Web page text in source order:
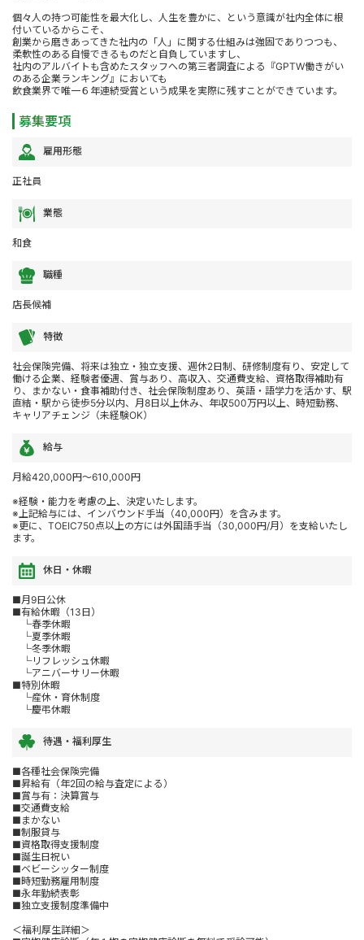
個々人の持つ可能性を最大化し、人生を豊かに、という意識が社内全体に根
付いているからこそ、
創業から磨きあってきた社内の「人」に関する仕組みは強固でありつつも、
柔軟性のある自慢できるものだと自負していますし、
社内のアルバイトも含めたスタッフへの第三者調査による『GPTW働きがい
のある企業ランキング』においても
飲食業界で唯一６年連続受賞という成果を実際に残すことができています。
募集要項
雇用形態
正社員
業態
和食
職種
店長候補
特徴
社会保険完備、将来は独立・独立支援、週休2日制、研修制度有り、安定して
働ける企業、経験者優遇、賞与あり、高収入、交通費支給、資格取得補助有
り、まかない・食事補助付き、社会保険制度あり、英語・語学力を活かす、駅
直結・駅から徒歩5分以内、月8日以上休み、年収500万円以上、時短勤務、
キャリアチェンジ（未経験OK）
給与
月給420,000円～610,000円
※経験・能力を考慮の上、決定いたします。
※上記給与には、インバウンド手当（40,000円）を含みます。
※更に、TOEIC750点以上の方には外国語手当（30,000円/月）を支給いたし
ます。
休日・休暇
■月9日公休
■有給休暇（13日）
└春季休暇
└夏季休暇
└冬季休暇
└リフレッシュ休暇
└アニバーサリー休暇
■特別休暇
└産休・育休制度
└慶弔休暇
待遇・福利厚生
■各種社会保険完備
■昇給有（年2回の給与査定による）
■賞与有：決算賞与
■交通費支給
■まかない
■制服貸与
■資格取得支援制度
■誕生日祝い
■ベビーシッター制度
■時短勤務雇用制度
■永年勤続表彰
■独立支援制度準備中
＜福利厚生詳細＞